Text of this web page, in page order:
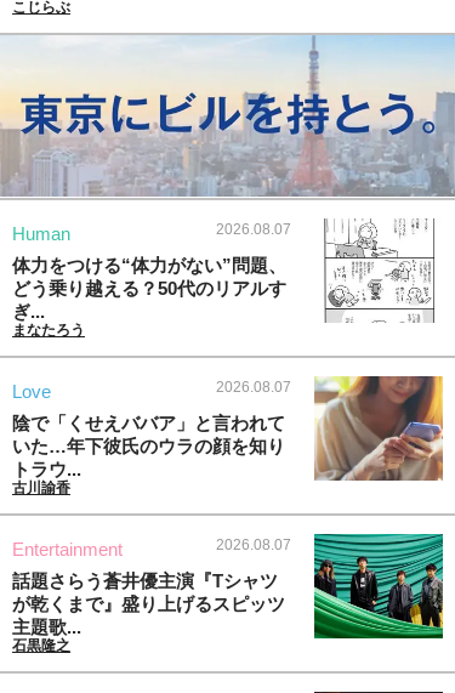
こじらぶ
Human 2026.08.07
体力をつける“体力がない”問題、
どう乗り越える？50代のリアルす
ぎ...
まなたろう
Love 2026.08.07
陰で「くせえババア」と言われて
いた…年下彼氏のウラの顔を知り
トラウ...
古川諭香
Entertainment 2026.08.07
話題さらう蒼井優主演『Tシャツ
が乾くまで』盛り上げるスピッツ
主題歌...
石黒隆之